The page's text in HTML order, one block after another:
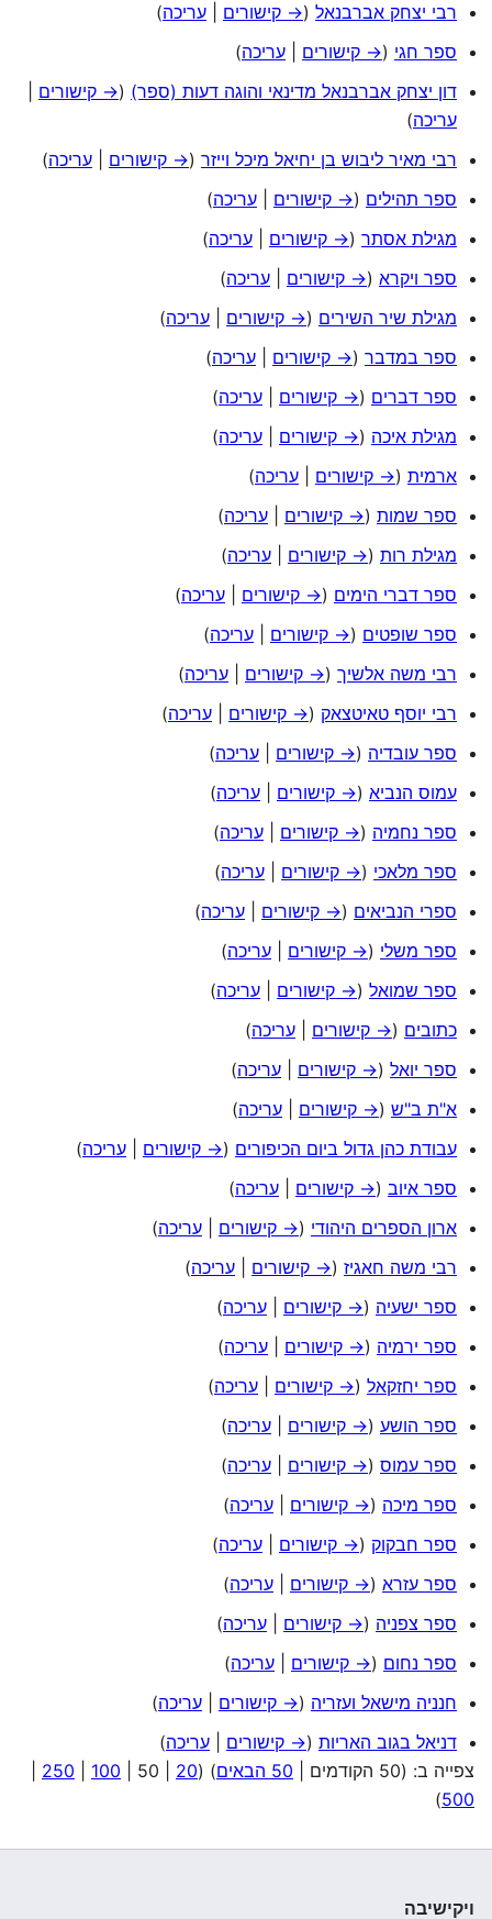
רבי יצחק אברבנאל (→ קישורים עריכה)
ספר חגי (→ קישורים עריכה)
דון יצחק אברבנאל מדינאי והוגה דעות (ספר) (→ קישורים
עריכה)
רבי מאיר ליבוש בן יחיאל מיכל וייזר (→ קישורים עריכה)
ספר תהילים (→ קישורים עריכה)
מגילת אסתר (→ קישורים עריכה)
ספר ויקרא (→ קישורים עריכה)
מגילת שיר השירים (→ קישורים עריכה)
ספר במדבר (→ קישורים עריכה)
ספר דברים (→ קישורים עריכה)
מגילת איכה (→ קישורים עריכה)
ארמית (→ קישורים עריכה)
ספר שמות (→ קישורים עריכה)
מגילת רות (→ קישורים עריכה)
ספר דברי הימים (→ קישורים עריכה)
ספר שופטים (→ קישורים עריכה)
רבי משה אלשיך (→ קישורים עריכה)
רבי יוסף טאיטצאק (→ קישורים עריכה)
ספר עובדיה (→ קישורים עריכה)
עמוס הנביא (→ קישורים עריכה)
ספר נחמיה (→ קישורים עריכה)
ספר מלאכי (→ קישורים עריכה)
ספרי הנביאים (→ קישורים עריכה)
ספר משלי (→ קישורים עריכה)
ספר שמואל (→ קישורים עריכה)
כתובים (→ קישורים עריכה)
ספר יואל (→ קישורים עריכה)
א"ת ב"ש (→ קישורים עריכה)
עבודת כהן גדול ביום הכיפורים (→ קישורים עריכה)
ספר איוב (→ קישורים עריכה)
ארון הספרים היהודי (→ קישורים עריכה)
רבי משה חאגיז (→ קישורים עריכה)
ספר ישעיה (→ קישורים עריכה)
ספר ירמיה (→ קישורים עריכה)
ספר יחזקאל (→ קישורים עריכה)
ספר הושע (→ קישורים עריכה)
ספר עמוס (→ קישורים עריכה)
ספר מיכה (→ קישורים עריכה)
ספר חבקוק (→ קישורים עריכה)
ספר עזרא (→ קישורים עריכה)
ספר צפניה (→ קישורים עריכה)
ספר נחום (→ קישורים עריכה)
חנניה מישאל ועזריה (→ קישורים עריכה)
דניאל בגוב האריות (→ קישורים עריכה)
צפייה ב: (50 הקודמים 50 הבאים ) (
20
50
100
250
500
)
ויקישיבה